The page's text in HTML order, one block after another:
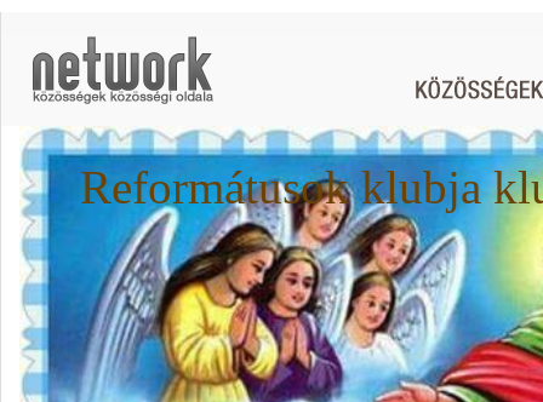
Reformátusok klubja